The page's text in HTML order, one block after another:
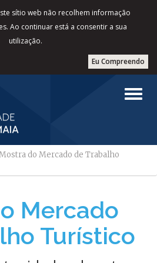
sítio web não recolhem informação
Ao continuar está a consentir a sua
utilização.
Eu Compreendo
do Mercado de Trabalho
Mercado
Turístico